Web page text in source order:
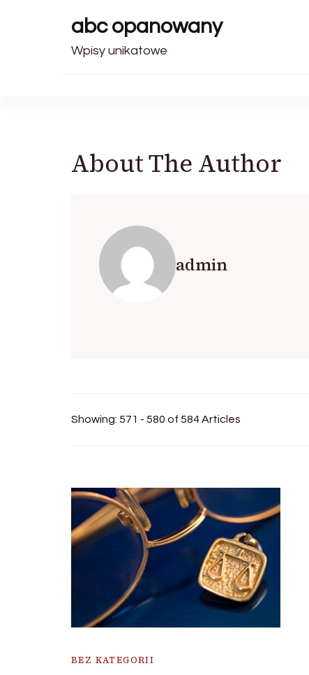
abc opanowany
Wpisy unikatowe
About The Author
admin
Showing: 571 - 580 of 584 Articles
BEZ KATEGORII